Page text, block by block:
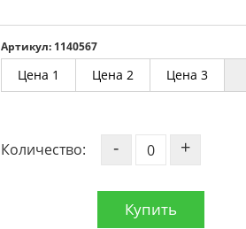
Артикул: 1140567
Цена 1 Цена 2 Цена 3
Количество: - +
Купить